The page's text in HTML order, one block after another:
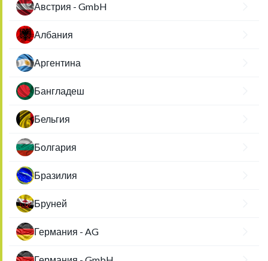
Австрия - GmbH
Албания
Аргентина
Бангладеш
Бельгия
Болгария
Бразилия
Бруней
Германия - AG